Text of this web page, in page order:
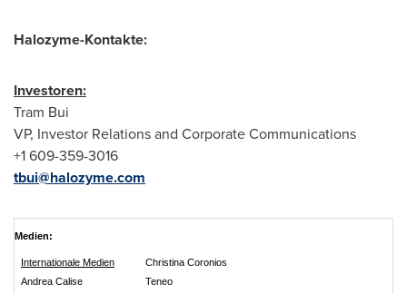
Halozyme-Kontakte:
Investoren:
Tram Bui
VP, Investor Relations and Corporate Communications
+1 609-359-3016
tbui@halozyme.com
Internationale Medien
Andrea Calise
Christina Coronios
Teneo
Medien: